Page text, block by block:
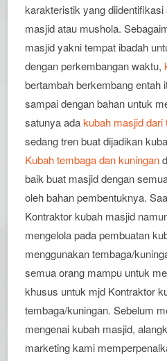
karakteristik yang
masjid atau mushola.
masjid yakni tempat ibadah
dengan perkembangan waktu,
bertambah berkembang entah
sampai dengan bahan untuk
satunya adakubah masjid dari
sedang tren buat dijadikan
Kubah tembaga dan kuningan
baik buat masjid dengan
oleh bahan pembentuknya.
Kontraktor kubah masjid
mengelola pada pembuatan
menggunakan tembaga/
semua orang mampu untuk
khusus untuk mjd Kontraktor
tembaga/kuningan. Sebelum
mengenai kubah masjid,
marketing kami